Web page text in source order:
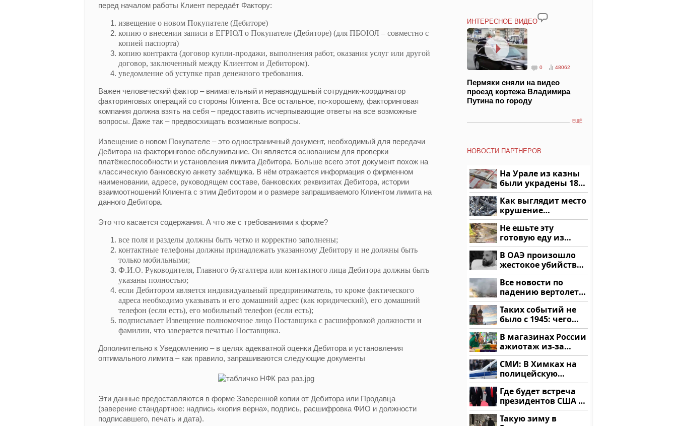
перед началом работы Клиент передаёт Фактору:
извещение о новом Покупателе (Дебиторе)
копию о внесении записи в ЕГРЮЛ о Покупателе (Дебиторе) (для ПБОЮЛ – совместно с
копией паспорта)
копию контракта (договор купли-продажи, выполнения работ, оказания услуг или другой
договор, заключенный между Клиентом и Дебитором).
уведомление об уступке прав денежного требования.
Важен человеческий фактор – внимательный и неравнодушный сотрудник-координатор
факторинговых операций со стороны Клиента. Все остальное, по-хорошему, факторинговая
компания должна взять на себя – предоставить исчерпывающие ответы на все возможные
вопросы. Даже так – предвосхищать возможные вопросы.
Извещение о новом Покупателе – это одностраничный документ, необходимый для передачи
Дебитора на факторинговое обслуживание. Он является основанием для проверки
платёжеспособности и установления лимита Дебитора. Больше всего этот документ похож на
классическую банковскую анкету заёмщика. В нём отражается информация о фирменном
наименовании, адресе, руководящем составе, банковских реквизитах Дебитора, истории
взаимоотношений Клиента с этим Дебитором и о размере запрашиваемого Клиентом лимита на
данного Дебитора.
Это что касается содержания. А что же с требованиями к форме?
все поля и разделы должны быть четко и корректно заполнены;
контактные телефоны должны принадлежать указанному Дебитору и не должны быть
только мобильными;
Ф.И.О. Руководителя, Главного бухгалтера или контактного лица Дебитора должны быть
указаны полностью;
если Дебитором является индивидуальный предприниматель, то кроме фактического
адреса необходимо указывать и его домашний адрес (как юридический), его домашний
телефон (если есть), его мобильный телефон (если есть);
подписывает Извещение полномочное лицо Поставщика с расшифровкой должности и
фамилии, что заверяется печатью Поставщика.
Дополнительно к Уведомлению – в целях адекватной оценки Дебитора и установления
оптимального лимита – как правило, запрашиваются следующие документы
Эти данные предоставляются в форме Заверенной копии от Дебитора или Продавца
(заверение стандартное: надпись «копия верна», подпись, расшифровка ФИО и должности
подписавшего, печать и дата).
ИНТЕРЕСНОЕ ВИДЕО
0 48062
Пермяки сняли на видео
проезд кортежа Владимира
Путина по городу
ЕЩЁ
НОВОСТИ ПАРТНЕРОВ
На Урале из казны
были украдены 18
миллионов рублей
Как выглядит место
крушение
вертолета на
Кавказе: смотреть
Не ешьте эту
готовую еду из
магазина: список
В ОАЭ произошло
жестокое убийство
криптомиллионера
Все новости по
падению вертолета
на Кавказе: читать
здесь
Таких событий не
было с 1945: чего
ждать всем нам?
В магазинах России
ажиотаж из-за
этого продукта: что
купить?
СМИ: В Химках на
полицейскую
машину напали и
подожгли.
Где будет встреча
президентов США и
России: Европа?
Такую зиму в